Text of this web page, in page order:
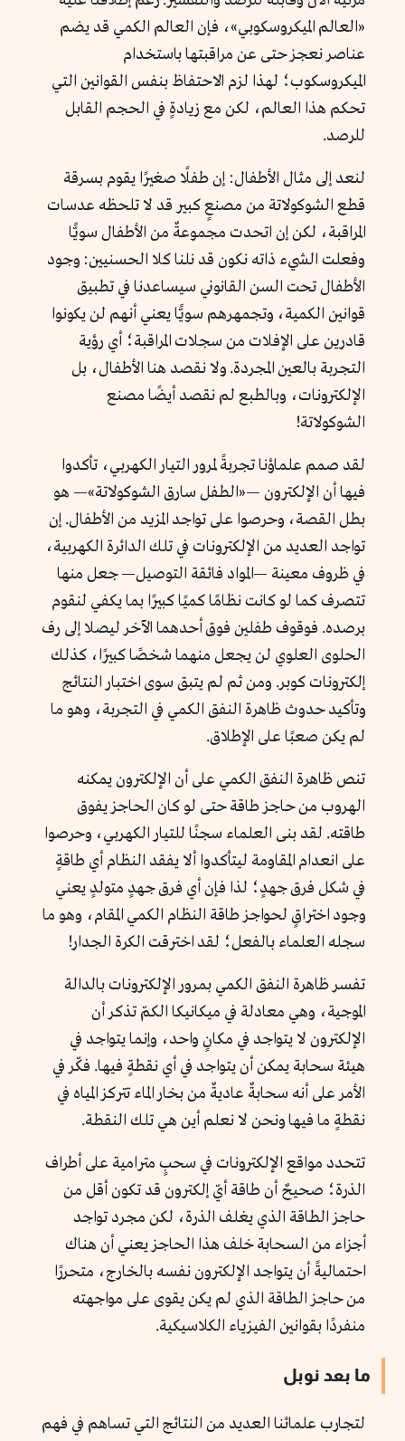
«العالم الميكروسكوبي»، فإن العالم الكمي قد يضم
عناصر نعجز حتى عن مراقبتها باستخدام
الميكروسكوب؛ لهذا لزم الاحتفاظ بنفس القوانين التي
تحكم هذا العالم، لكن مع زيادةٍ في الحجم القابل
للرصد.
لنعد إلى مثال الأطفال: إن طفلًا صغيرًا يقوم بسرقة
قطع الشوكولاتة من مصنعٍ كبير قد لا تلحظه عدسات
المراقبة، لكن إن اتحدت مجموعةٌ من الأطفال سويًّا
وفعلت الشيء ذاته نكون قد نلنا كلا الحسنيين: وجود
الأطفال تحت السن القانوني سيساعدنا في تطبيق
قوانين الكمية، وتجمهرهم سويًّا يعني أنهم لن يكونوا
قادرين على الإفلات من سجلات المراقبة؛ أي رؤية
التجربة بالعين المجردة. ولا نقصد هنا الأطفال، بل
الإلكترونات، وبالطبع لم نقصد أيضًا مصنع
الشوكولاتة!
لقد صمم علماؤنا تجربةً لمرور التيار الكهربي، تأكدوا
فيها أن الإلكترون —«الطفل سارق الشوكولاتة»— هو
بطل القصة، وحرصوا على تواجد المزيد من الأطفال. إن
تواجد العديد من الإلكترونات في تلك الدائرة الكهربية،
في ظروف معينة —المواد فائقة التوصيل— جعل منها
تتصرف كما لو كانت نظامًا كميًا كبيرًا بما يكفي لنقوم
برصده. فوقوف طفلين فوق أحدهما الآخر ليصلا إلى رف
الحلوى العلوي لن يجعل منهما شخصًا كبيرًا، كذلك
إلكترونات كوبر. ومن ثم لم يتبق سوى اختبار النتائج
وتأكيد حدوث ظاهرة النفق الكمي في التجربة، وهو ما
لم يكن صعبًا على الإطلاق.
تنص ظاهرة النفق الكمي على أن الإلكترون يمكنه
الهروب من حاجز طاقة حتى لو كان الحاجز يفوق
طاقته. لقد بنى العلماء سجنًا للتيار الكهربي، وحرصوا
على انعدام المقاومة ليتأكدوا ألا يفقد النظام أي طاقةٍ
في شكل فرق جهدٍ؛ لذا فإن أي فرق جهدٍ متولدٍ يعني
وجود اختراقٍ لحواجز طاقة النظام الكمي المقام، وهو ما
سجله العلماء بالفعل؛ لقد اخترقت الكرة الجدار!
تفسر ظاهرة النفق الكمي بمرور الإلكترونات بالدالة
الموجية، وهي معادلة في ميكانيكا الكمّ تذكر أن
الإلكترون لا يتواجد في مكانٍ واحد، وإنما يتواجد في
هيئة سحابة يمكن أن يتواجد في أي نقطةٍ فيها. فكّر في
الأمر على أنه سحابةٌ عاديةٌ من بخار الماء تتركز المياه في
نقطةٍ ما فيها ونحن لا نعلم أين هي تلك النقطة.
تتحدد مواقع الإلكترونات في سحبٍ مترامية على أطراف
الذرة؛ صحيحٌ أن طاقة أيّ إلكترون قد تكون أقل من
حاجز الطاقة الذي يغلف الذرة، لكن مجرد تواجد
أجزاء من السحابة خلف هذا الحاجز يعني أن هناك
احتماليةً أن يتواجد الإلكترون نفسه بالخارج، متحررًا
من حاجز الطاقة الذي لم يكن يقوى على مواجهته
منفردًا بقوانين الفيزياء الكلاسيكية.
ما بعد نوبل
لتجارب علمائنا العديد من النتائج التي تساهم في فهم